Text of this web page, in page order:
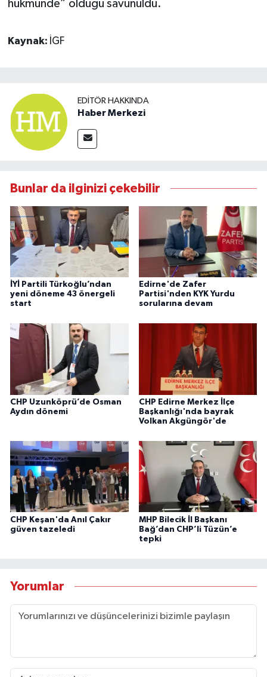
hükmünde” olduğu savunuldu.
Kaynak: İGF
EDITÖR HAKKINDA
Haber Merkezi
Bunlar da ilginizi çekebilir
İYİ Partili Türkoğlu’ndan
yeni döneme 43 önergeli
start
Edirne'de Zafer
Partisi'nden KYK Yurdu
sorularına devam
CHP Uzunköprü’de Osman
Aydın dönemi
CHP Edirne Merkez İlçe
Başkanlığı'nda bayrak
Volkan Akgüngör'de
CHP Keşan'da Anıl Çakır
güven tazeledi
MHP Bilecik İl Başkanı
Bağ’dan CHP’li Tüzün’e
tepki
Yorumlar